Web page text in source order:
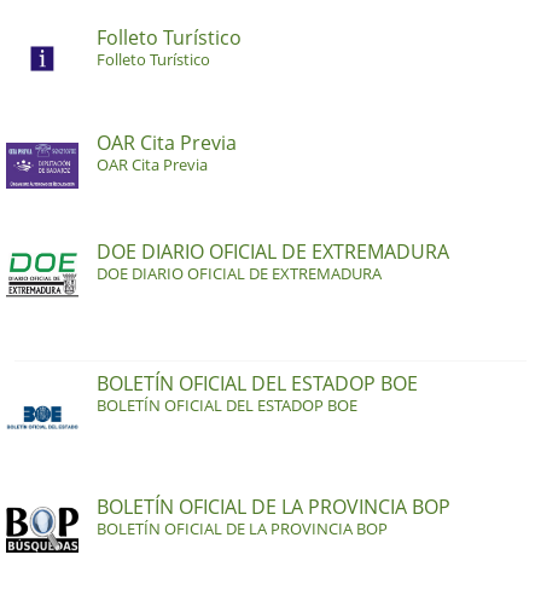
Folleto Turístico
Folleto Turístico
OAR Cita Previa
OAR Cita Previa
DOE DIARIO OFICIAL DE EXTREMADURA
DOE DIARIO OFICIAL DE EXTREMADURA
BOLETÍN OFICIAL DEL ESTADOP BOE
BOLETÍN OFICIAL DEL ESTADOP BOE
BOLETÍN OFICIAL DE LA PROVINCIA BOP
BOLETÍN OFICIAL DE LA PROVINCIA BOP